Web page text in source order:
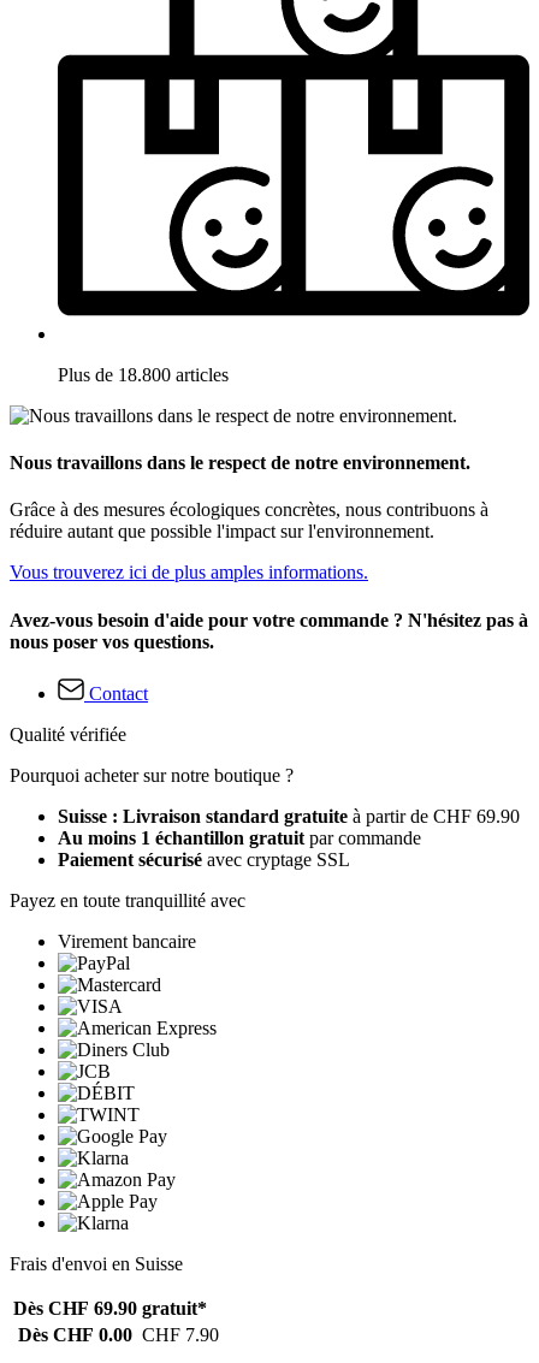
Plus de 18.800 articles
Nous travaillons dans le respect de notre environnement.
Grâce à des mesures écologiques concrètes, nous contribuons à
réduire autant que possible l'impact sur l'environnement.
Vous trouverez ici de plus amples informations.
Avez-vous besoin d'aide pour votre commande ? N'hésitez pas à
nous poser vos questions.
Contact
Qualité vérifiée
Pourquoi acheter sur notre boutique ?
Suisse : Livraison standard gratuite à partir de CHF 69.90
Au moins 1 échantillon gratuit par commande
Paiement sécurisé avec cryptage SSL
Payez en toute tranquillité avec
Virement bancaire
Frais d'envoi en Suisse
Dès CHF 69.90 gratuit*
Dès CHF 0.00 CHF 7.90